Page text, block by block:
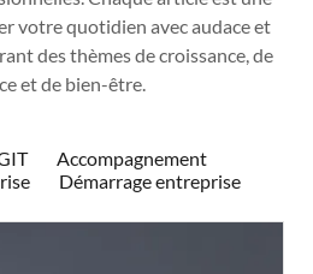
votre quotidien avec audace et
des thèmes de croissance, de
et de bien-être.
Accompagnement
Démarrage entreprise